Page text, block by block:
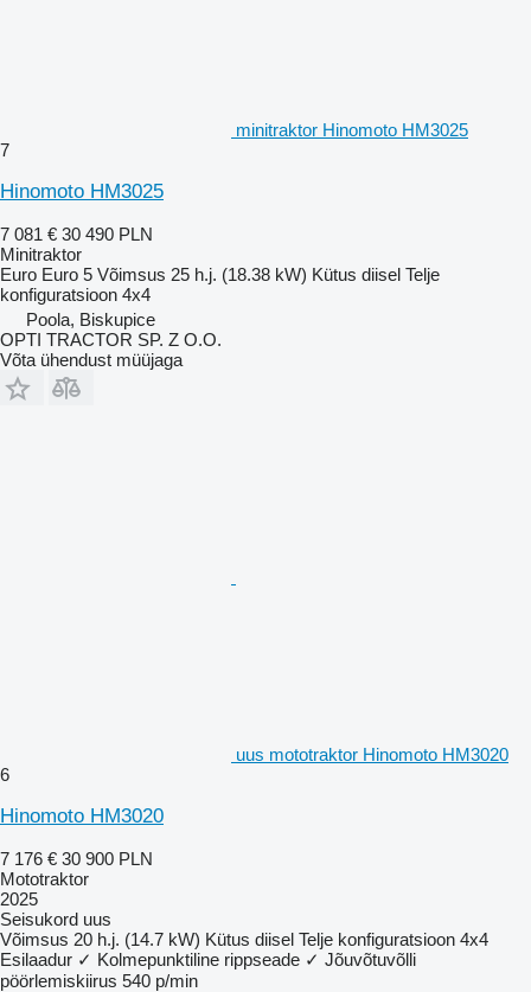
minitraktor Hinomoto HM3025
7
Hinomoto HM3025
7 081 € 30 490 PLN
Minitraktor
Euro Euro 5 Võimsus 25 h.j. (18.38 kW) Kütus diisel Telje
konfiguratsioon 4x4
Poola, Biskupice
OPTI TRACTOR SP. Z O.O.
Võta ühendust müüjaga
uus mototraktor Hinomoto HM3020
6
Hinomoto HM3020
7 176 € 30 900 PLN
Mototraktor
2025
Seisukord uus
Võimsus 20 h.j. (14.7 kW) Kütus diisel Telje konfiguratsioon 4x4
Esilaadur ✓ Kolmepunktiline rippseade ✓ Jõuvõtuvõlli
pöörlemiskiirus 540 p/min